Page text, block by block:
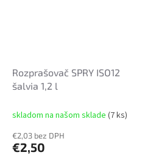
Rozprašovač SPRY ISO12
šalvia 1,2 l
skladom na našom sklade (7 ks)
€2,03 bez DPH
€2,50